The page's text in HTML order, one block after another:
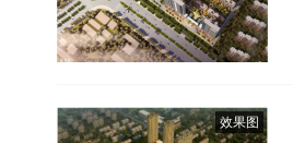
效果图